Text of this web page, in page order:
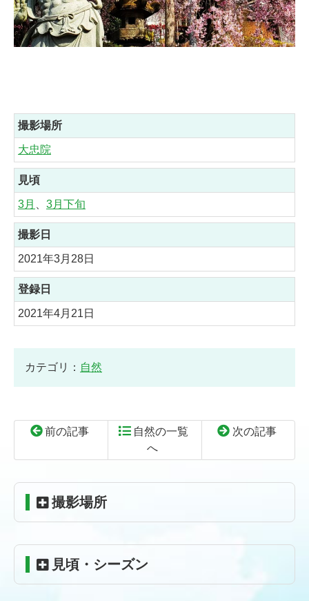
撮影場所
大忠院
見頃
3月 3月下旬
撮影日
2021年3月28日
登録日
2021年4月21日
カテゴリ： 自然
前の記事
自然の一覧
へ
次の記事
ン
ン
本
の
ー
の
頭
戻
撮影場所
見頃・シーズン